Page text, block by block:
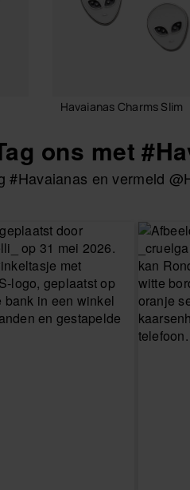
Havaianas Charms Slim
ons met
en vermeld